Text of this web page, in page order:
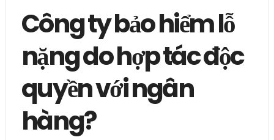
Công ty bảo hiểm lỗ
nặng do hợp tác độc
quyền với ngân
hàng?